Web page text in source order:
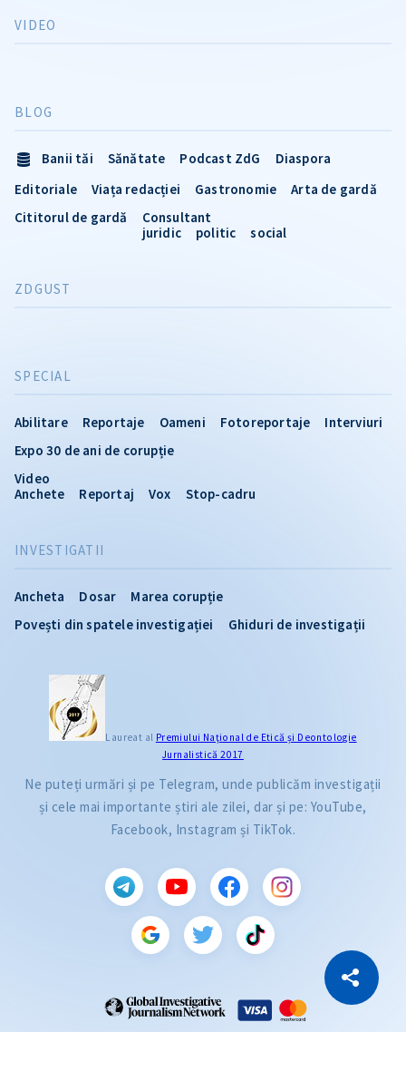
Copiază Link
INVESTIGATII
Ancheta Dosar
Marea corupție
Povești din spatele investigației
Ghiduri de investigații
VIDEO
SPECIAL
Abilitare Reportaje Oameni Fotoreportaje
Interviuri
Expo 30 de ani de corupție
Video
Anchete
Reportaj Vox Stop-cadru
BLOG
Banii tăi Sănătate Podcast ZdG
Diaspora
Editoriale
Viața redacției Gastronomie
Arta de gardă
Cititorul de gardă
Consultant
juridic
politic social
ZDGUST
Laureat al Premiului Naţional de Etică și Deontologie
Jurnalistică 2017
Ne puteți urmări și pe Telegram, unde publicăm investigații
și cele mai importante știri ale zilei, dar și pe: YouTube,
Facebook, Instagram și TikTok.